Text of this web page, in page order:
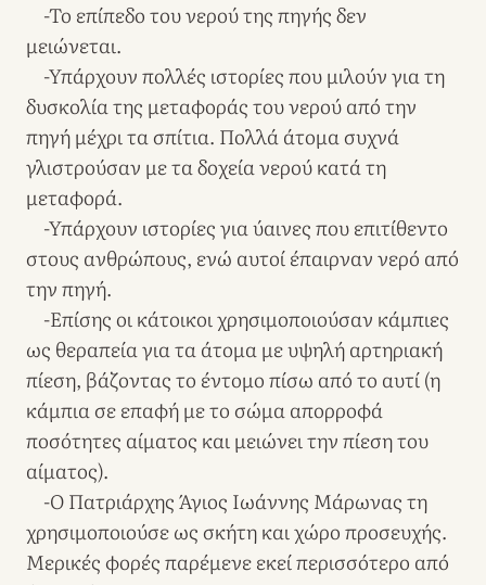
-Το επίπεδο του νερού της πηγής δεν
μειώνεται.
-Υπάρχουν πολλές ιστορίες που μιλούν για τη
δυσκολία της μεταφοράς του νερού από την
πηγή μέχρι τα σπίτια. Πολλά άτομα συχνά
γλιστρούσαν με τα δοχεία νερού κατά τη
μεταφορά.
-Υπάρχουν ιστορίες για ύαινες που επιτίθεντο
στους ανθρώπους, ενώ αυτοί έπαιρναν νερό από
την πηγή.
-Επίσης οι κάτοικοι χρησιμοποιούσαν κάμπιες
ως θεραπεία για τα άτομα με υψηλή αρτηριακή
πίεση, βάζοντας το έντομο πίσω από το αυτί (η
κάμπια σε επαφή με το σώμα απορροφά
ποσότητες αίματος και μειώνει την πίεση του
αίματος).
-Ο Πατριάρχης Άγιος Ιωάννης Μάρωνας τη
χρησιμοποιούσε ως σκήτη και χώρο προσευχής.
Μερικές φορές παρέμενε εκεί περισσότερο από